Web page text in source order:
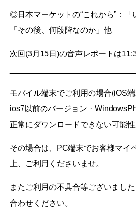
◎日本マーケットの“これから”：「
「その後、何段階なのか」他
次回(3月15日)の音声レポートは
モバイル端末でご利用の場合(iOS端
ios7以前のバージョン・
正常にダウンロードできない可能性
その場合は、PC端末でお客様マイ
上、ご利用くださいませ。
またご利用の不具合等ございまし
合わせください。